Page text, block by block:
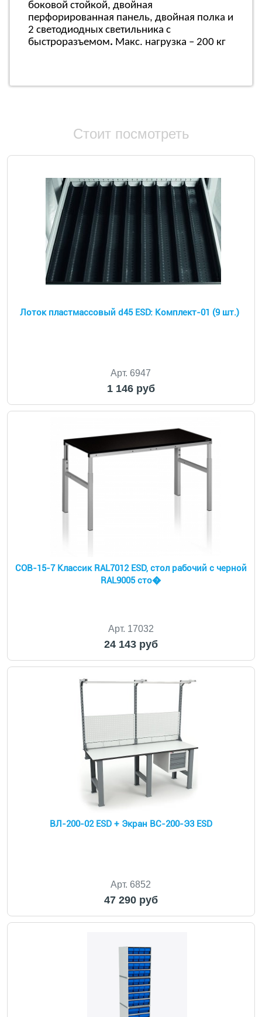
боковой стойкой, двойная
перфорированная панель, двойная полка и
2 светодиодных светильника с
быстроразъемом. Макс. нагрузка – 200 кг
Стоит посмотреть
Лоток пластмассовый d45 ESD: Комплект-01 (9 шт.)
Арт. 6947
1 146 руб
СОВ-15-7 Классик RAL7012 ESD, стол рабочий с черной
RAL9005 сто�
Арт. 17032
24 143 руб
ВЛ-200-02 ESD + Экран ВС-200-Э3 ESD
Арт. 6852
47 290 руб